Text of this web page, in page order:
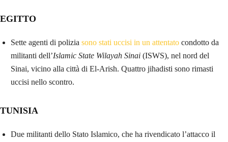
EGITTO
Sette agenti di polizia sono stati uccisi in un attentato condotto da
militanti dell’Islamic State Wilayah Sinai (ISWS), nel nord del
Sinai, vicino alla città di El-Arish. Quattro jihadisti sono rimasti
uccisi nello scontro.
TUNISIA
Due militanti dello Stato Islamico, che ha rivendicato l’attacco il